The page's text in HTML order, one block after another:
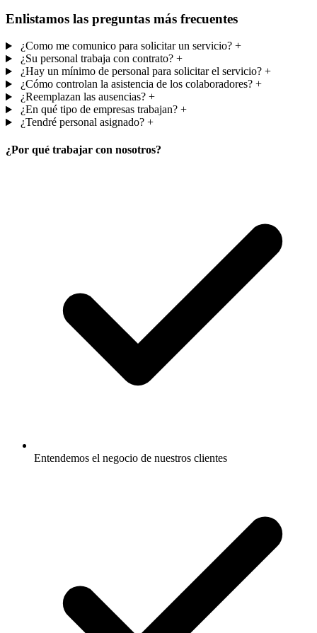
Enlistamos las preguntas más frecuentes
¿Como me comunico para solicitar un servicio? +
¿Su personal trabaja con contrato? +
¿Hay un mínimo de personal para solicitar el servicio? +
¿Cómo controlan la asistencia de los colaboradores? +
¿Reemplazan las ausencias? +
¿En qué tipo de empresas trabajan? +
¿Tendré personal asignado? +
¿Por qué trabajar con nosotros?
Entendemos el negocio de nuestros clientes